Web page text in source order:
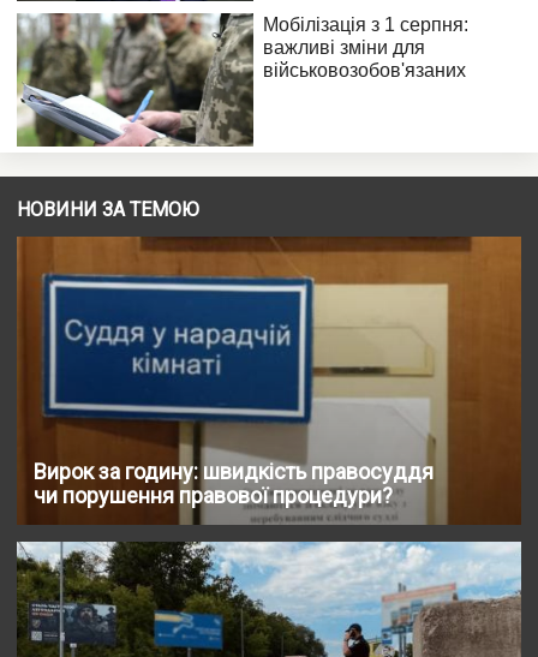
НОВИНИ ЗА ТЕМОЮ
Вирок за годину: швидкість правосуддя
чи порушення правової процедури?